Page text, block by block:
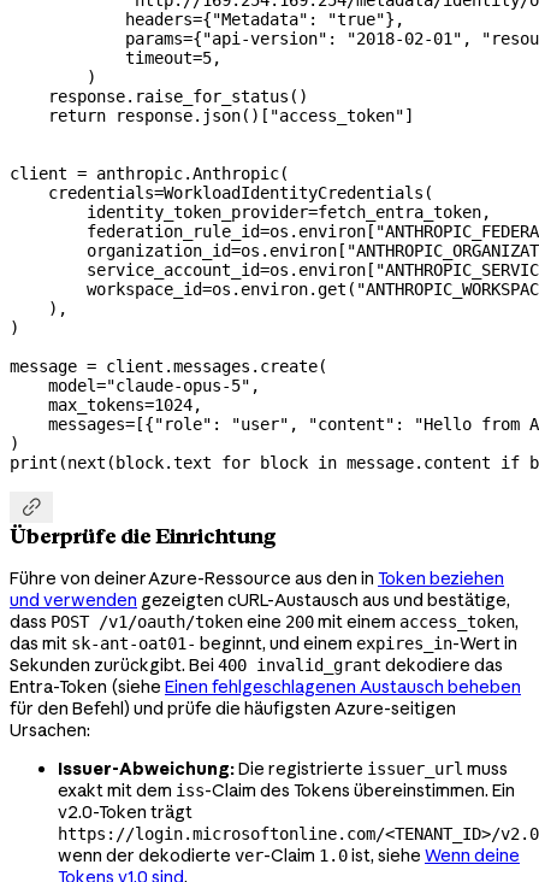
            headers
={"Metadata" : "true"},
            params
={"api-version" : "2018-02-01" ,
            timeout
=5,
        )
    response.raise_for_status()
    return
response.json()[ "access_token"]
client = anthropic.Anthropic(
    credentials
=WorkloadIdentityCredentials(
        identity_token_provider
=fetch_entra_token,
        federation_rule_id
=os.environ[
        organization_id
=os.environ[
        service_account_id
=os.environ[
        workspace_id
=os.environ.get(
    ),
)
message = client.messages.create(
    model
="claude-opus-5" ,
    max_tokens
=1024,
    messages
= [{"role" : "user" , "content" :
"Hello from
)
print (next (block.text for block in message.content if

Überprüfe die Einrichtung
Führe von deiner Azure-Ressource aus den in Token beziehen
und verwenden gezeigten cURL-Austausch aus und bestätige,
dass POST /v1/oauth/tokeneine 200mit einem access_token,
das mit sk-ant-oat01- beginnt, und einem expires_in-Wert in
Sekunden zurückgibt. Bei 400 invalid_grant dekodiere das
Entra-Token (siehe Einen fehlgeschlagenen Austausch beheben
für den Befehl) und prüfe die häufigsten Azure-seitigen
Ursachen:
Issuer-Abweichung:Die registrierte issuer_url muss
exakt mit dem iss-Claim des Tokens übereinstimmen. Ein
v2.0-Token trägt
https://login.microsoftonline.com/<TENANT_ID>/v2.0
wenn der dekodierte ver-Claim 1.0ist, siehe Wenn deine
Tokens v1.0 sind.